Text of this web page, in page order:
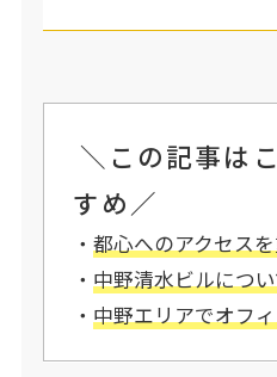
＼この記事は
すめ／
・ 都心へのアクセス
・ 中野清水ビルにつ
・ 中野エリアでオフ